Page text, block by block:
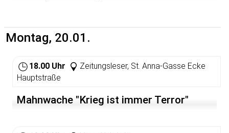
Montag, 20.01.
18.00 Uhr
Zeitungsleser, St. Anna-Gasse Ecke
Hauptstraße
Mahnwache "Krieg ist immer Terror"